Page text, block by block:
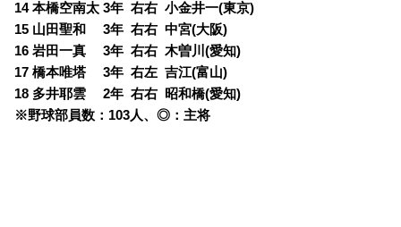
14 本橋空南太 3年 右右 小金井一(東京)
15 山田聖和 3年 右右 中宮(大阪)
16 岩田一真 3年 右右 木曽川(愛知)
17 橋本唯塔 3年 右左 吉江(富山)
18 多井耶雲 2年 右右 昭和橋(愛知)
※野球部員数：103人、◎：主将